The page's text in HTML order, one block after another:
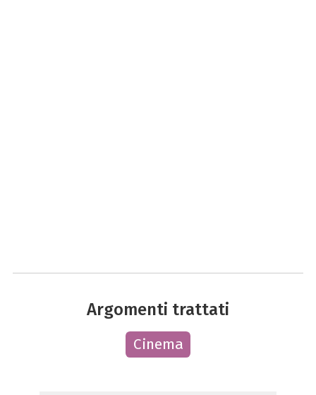
Argomenti trattati
Cinema